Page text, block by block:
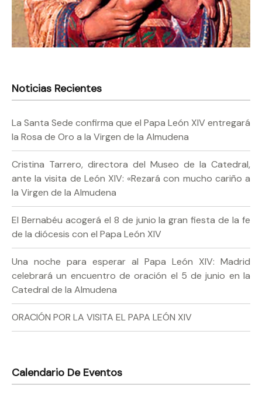
Noticias Recientes
La Santa Sede confirma que el Papa León XIV entregará
la Rosa de Oro a la Virgen de la Almudena
Cristina Tarrero, directora del Museo de la Catedral,
ante la visita de León XIV: «Rezará con mucho cariño a
la Virgen de la Almudena
El Bernabéu acogerá el 8 de junio la gran fiesta de la fe
de la diócesis con el Papa León XIV
Una noche para esperar al Papa León XIV: Madrid
celebrará un encuentro de oración el 5 de junio en la
Catedral de la Almudena
ORACIÓN POR LA VISITA EL PAPA LEÓN XIV
Calendario De Eventos